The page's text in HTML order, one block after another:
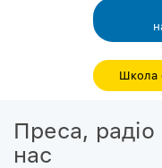
Школа
Преса,
нас